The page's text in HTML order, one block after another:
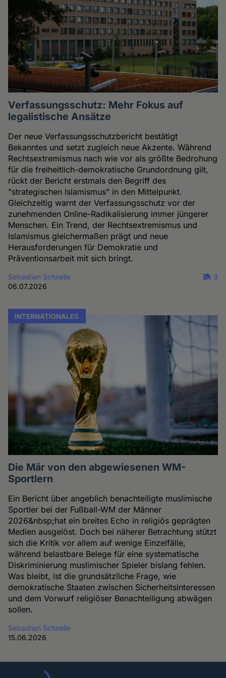
Verfassungsschutz: Mehr Fokus auf
legalistische Ansätze
Der neue Verfassungsschutzbericht bestätigt
Bekanntes und setzt zugleich neue Akzente. Während
Rechtsextremismus nach wie vor als größte Bedrohung
für die freiheitlich-demokratische Grundordnung gilt,
rückt der Bericht erstmals den Begriff des
"strategischen Islamismus" in den Mittelpunkt.
Gleichzeitig warnt der Verfassungsschutz vor der
zunehmenden Online-Radikalisierung immer jüngerer
Menschen. Ein Trend, der Rechtsextremismus und
Islamismus gleichermaßen prägt und neue
Herausforderungen für Demokratie und
Präventionsarbeit mit sich bringt.
Sebastian Schnelle
06.07.2026
3
INTERNATIONALES
Die Mär von den abgewiesenen WM-
Sportlern
Ein Bericht über angeblich benachteiligte muslimische
Sportler bei der Fußball-WM der Männer
2026&nbsp;hat ein breites Echo in religiös geprägten
Medien ausgelöst. Doch bei näherer Betrachtung stützt
sich die Kritik vor allem auf wenige Einzelfälle,
während belastbare Belege für eine systematische
Diskriminierung muslimischer Spieler bislang fehlen.
Was bleibt, ist die grundsätzliche Frage, wie
demokratische Staaten zwischen Sicherheitsinteressen
und dem Vorwurf religiöser Benachteiligung abwägen
sollen.
Sebastian Schnelle
15.06.2026